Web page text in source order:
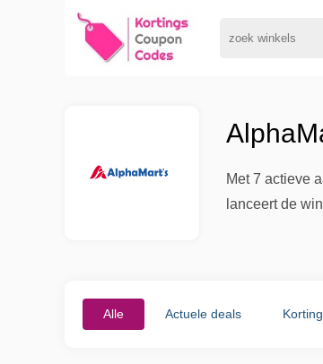
Met 7 actieve
lanceert de
Alle Actuele deals